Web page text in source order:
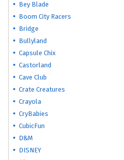
Bey Blade
Boom City Racers
Bridge
Bullyland
Capsule Chix
Castorland
Cave Club
Crate Creatures
Crayola
CryBabies
CubicFun
D&M
DISNEY